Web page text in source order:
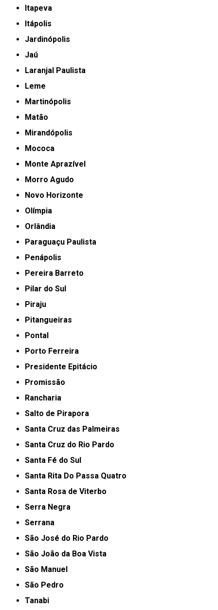
Itapeva
Itápolis
Jardinópolis
Jaú
Laranjal Paulista
Leme
Martinópolis
Matão
Mirandópolis
Mococa
Monte Aprazível
Morro Agudo
Novo Horizonte
Olímpia
Orlândia
Paraguaçu Paulista
Penápolis
Pereira Barreto
Pilar do Sul
Piraju
Pitangueiras
Pontal
Porto Ferreira
Presidente Epitácio
Promissão
Rancharia
Salto de Pirapora
Santa Cruz das Palmeiras
Santa Cruz do Rio Pardo
Santa Fé do Sul
Santa Rita Do Passa Quatro
Santa Rosa de Viterbo
Serra Negra
Serrana
São José do Rio Pardo
São João da Boa Vista
São Manuel
São Pedro
Tanabi